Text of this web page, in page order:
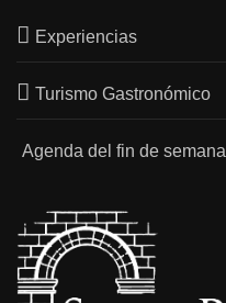
Experiencias
Turismo Gastronómico
Agenda del fin de semana